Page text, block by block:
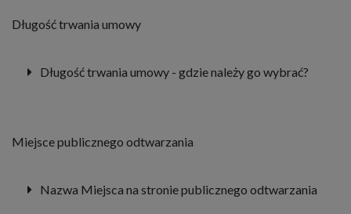
Długość trwania umowy
Długość trwania umowy - gdzie należy go wybrać?
Miejsce publicznego odtwarzania
Nazwa Miejsca na stronie publicznego odtwarzania